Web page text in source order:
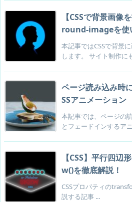
【CSSで背景画
round-imageを使
本記事ではCSSで背景
します。 サイト制作に
ページ読み込み時
SSアニメーション
本記事では、ページの
とフェードインするア
【CSS】平行四辺
w()を徹底解説！
CSSプロパティの
説する記事 ...